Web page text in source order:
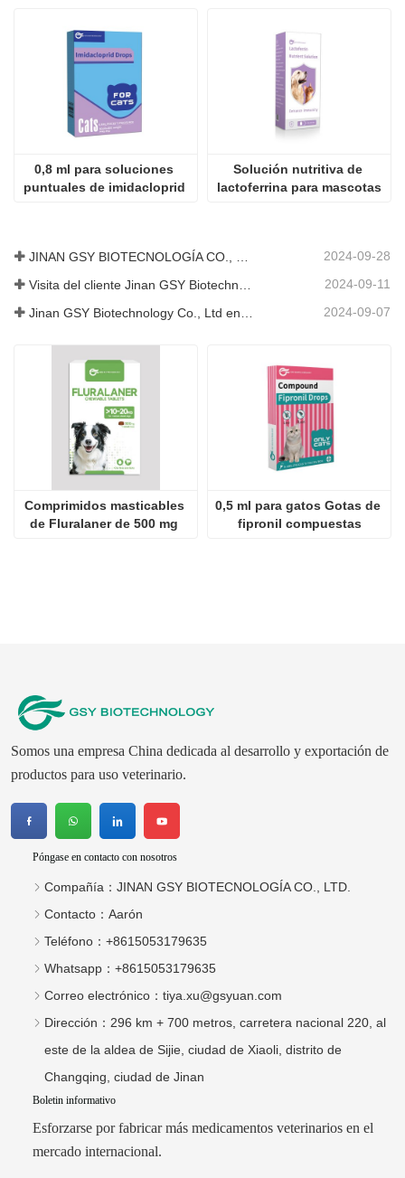
0,8 ml para soluciones
puntuales de imidacloprid
Solución nutritiva de
lactoferrina para mascotas
2024-09-28
2024-09-11
Jinan GSY Biotechnology Co., Ltd en la exposición VIV de Nanjing 2024-09-07
Comprimidos masticables
de Fluralaner de 500 mg
0,5 ml para gatos Gotas de
fipronil compuestas
Somos una empresa China dedicada al desarrollo y exportación de
productos para uso veterinario.
Póngase en contacto con nosotros
Compañía： JINAN GSY BIOTECNOLOGÍA CO., LTD.
Contacto： Aarón
Teléfono： +8615053179635
Whatsapp： +8615053179635
Correo electrónico： tiya.xu@gsyuan.com
Dirección： 296 km + 700 metros, carretera nacional 220, al
este de la aldea de Sijie, ciudad de Xiaoli, distrito de
Changqing, ciudad de Jinan
Boletin informativo
Esforzarse por fabricar más medicamentos veterinarios en el
mercado internacional.